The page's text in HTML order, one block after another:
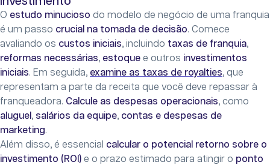
O estudo minucioso do modelo de negócio de uma franquia
é um passo crucial na tomada de decisão. Comece
avaliando os custos iniciais, incluindo taxas de franquia,
reformas necessárias, estoque e outros investimentos
iniciais. Em seguida, examine as taxas de royalties, que
representam a parte da receita que você deve repassar à
franqueadora. Calcule as despesas operacionais, como
aluguel, salários da equipe, contas e despesas de
marketing.
Além disso, é essencial calcular o potencial retorno sobre o
investimento (ROI) e o prazo estimado para atingir o ponto